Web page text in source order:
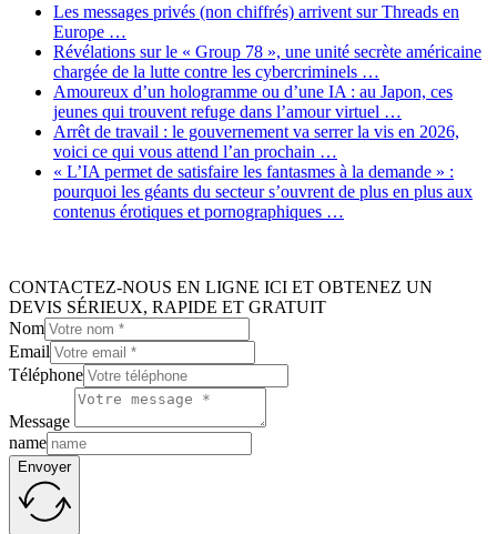
Les messages privés (non chiffrés) arrivent sur Threads en
Europe …
Révélations sur le « Group 78 », une unité secrète américaine
chargée de la lutte contre les cybercriminels …
Amoureux d’un hologramme ou d’une IA : au Japon, ces
jeunes qui trouvent refuge dans l’amour virtuel …
Arrêt de travail : le gouvernement va serrer la vis en 2026,
voici ce qui vous attend l’an prochain …
« L’IA permet de satisfaire les fantasmes à la demande » :
pourquoi les géants du secteur s’ouvrent de plus en plus aux
contenus érotiques et pornographiques …
CONTACTEZ-NOUS EN LIGNE ICI ET OBTENEZ UN
DEVIS SÉRIEUX, RAPIDE ET GRATUIT
Nom
Email
Téléphone
Message
name
Envoyer